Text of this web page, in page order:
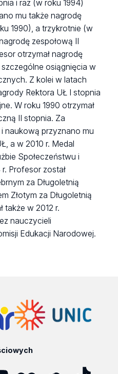
i raz (w roku 1994)
mu także nagrodę
1990), a trzykrotnie (w
zespołową II
otrzymał nagrodę
osiągnięcia w
Z kolei w latach
Rektora UŁ I stopnia
W roku 1990 otrzymał
II stopnia. Za
naukową przyznano mu
a w 2010 r. Medal
Społeczeństwu i
Profesor został
za Długoletnią
Złotym za Długoletnią
także w 2012 r.
nauczycieli
Edukacji Narodowej.